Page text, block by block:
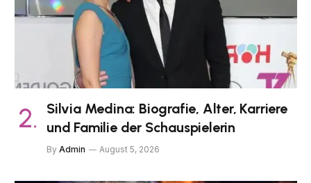
Silvia Medina: Biografie, Alter, Karriere
und Familie der Schauspielerin
By Admin August 5, 2026